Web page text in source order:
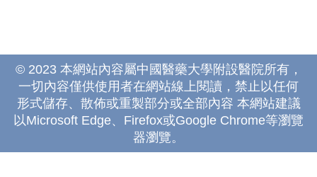
© 2023 本網站內容屬中國醫藥大學附設醫院所有，
一切內容僅供使用者在網站線上閱讀，禁止以任何
形式儲存、散佈或重製部分或全部內容 本網站建議
以Microsoft Edge、Firefox或Google Chrome等瀏覽
器瀏覽。